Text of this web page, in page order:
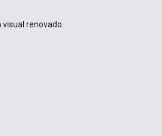
renovado.